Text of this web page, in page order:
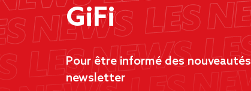
GiFi
Pour être informé des
newsletter